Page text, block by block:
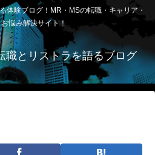
体験ブログ！MR・MSの転職・キャリア・
悩み解決サイト！
職とリストラを語るブログ